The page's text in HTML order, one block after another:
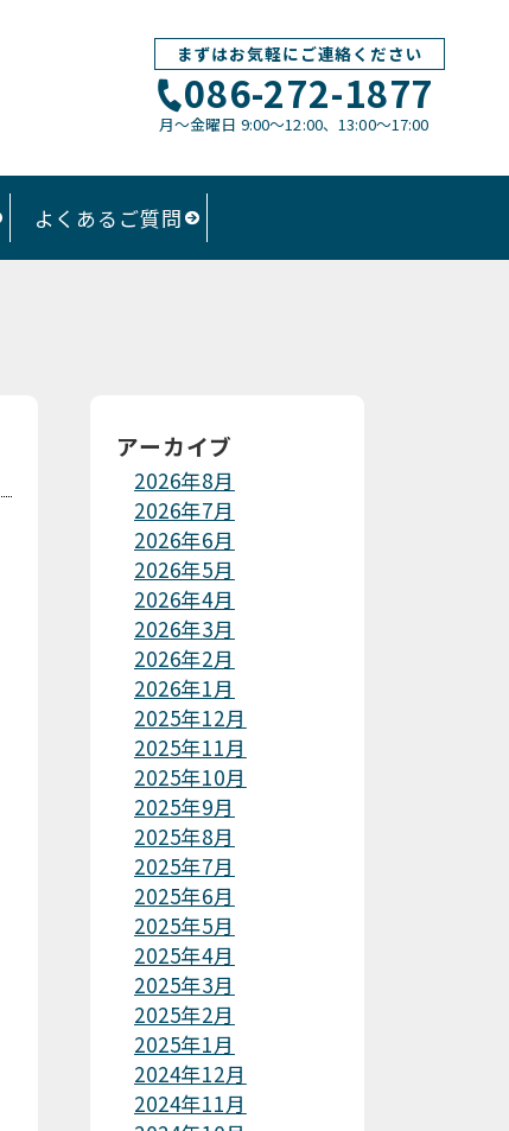
まずはお気軽にご連絡ください
086-272-1877
月〜金曜日 9:00～12:00、13:00〜17:00
よくあるご質問
アーカイブ
2026年8月
2026年7月
2026年6月
2026年5月
2026年4月
2026年3月
2026年2月
2026年1月
2025年12月
2025年11月
2025年10月
2025年9月
2025年8月
2025年7月
2025年6月
2025年5月
2025年4月
2025年3月
2025年2月
2025年1月
2024年12月
2024年11月